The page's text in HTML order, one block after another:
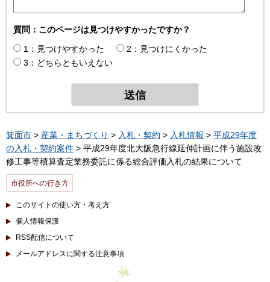
質問：このページは見つけやすかったですか？
1：見つけやすかった
2：見つけにくかった
3：どちらともいえない
箕面市 > 産業・まちづくり > 入札・契約 > 入札情報 > 平成29年度
の入札・契約案件 > 平成29年度北大阪急行線延伸計画に伴う施設改
修工事等積算査定業務委託に係る総合評価入札の結果について
市役所への行き方
このサイトの使い方・考え方
個人情報保護
RSS配信について
メールアドレスに関する注意事項